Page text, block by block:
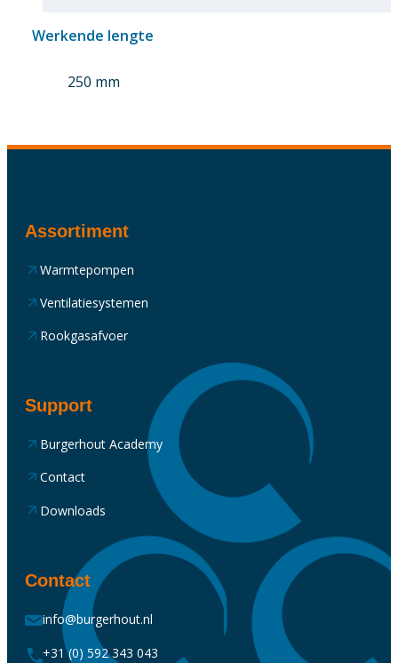
Werkende lengte
250 mm
Assortiment
Warmtepompen
Ventilatiesystemen
Rookgasafvoer
Support
Burgerhout Academy
Contact
Downloads
Contact
info@burgerhout.nl
+31 (0) 592 343 043